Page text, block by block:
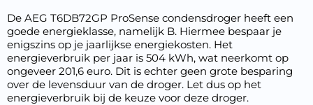
De AEG T6DB72GP ProSense condensdroger heeft een
goede energieklasse, namelijk B. Hiermee bespaar je
enigszins op je jaarlijkse energiekosten. Het
energieverbruik per jaar is 504 kWh, wat neerkomt op
ongeveer 201,6 euro. Dit is echter geen grote besparing
over de levensduur van de droger. Let dus op het
energieverbruik bij de keuze voor deze droger.